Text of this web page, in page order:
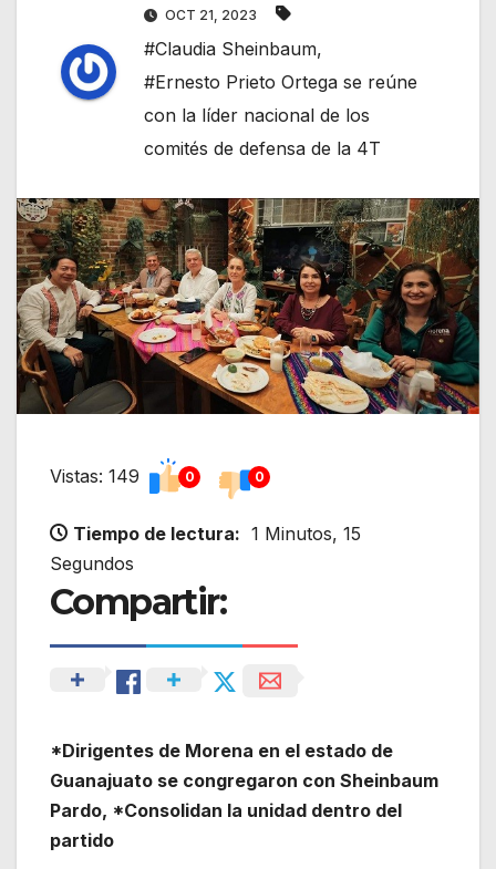
OCT 21, 2023
#Claudia Sheinbaum,
#Ernesto Prieto Ortega se reúne
con la líder nacional de los
comités de defensa de la 4T
Vistas: 149 0 0
Tiempo de lectura: 1 Minutos, 15
Segundos
Compartir:
*Dirigentes de Morena en el estado de
Guanajuato se congregaron con Sheinbaum
Pardo, *Consolidan la unidad dentro del
partido